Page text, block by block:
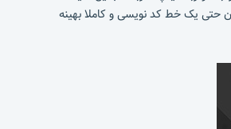
حتی یک خط کد نویسی و کاملا بهینه